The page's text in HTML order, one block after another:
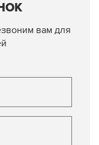
вам для